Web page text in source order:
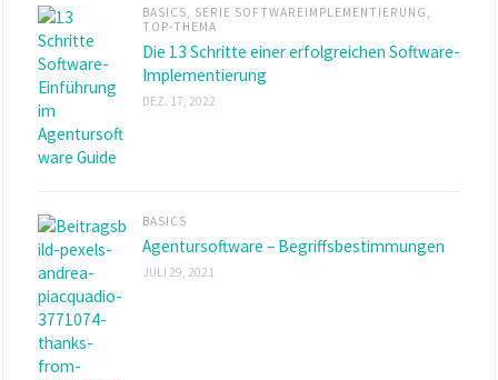
BASICS SERIE SOFTWAREIMPLEMENTIERUNG
TOP-THEMA
Die 13 Schritte einer erfolgreichen Software-
Implementierung
DEZ. 17, 2022
BASICS
Agentursoftware – Begriffsbestimmungen
JULI 29, 2021